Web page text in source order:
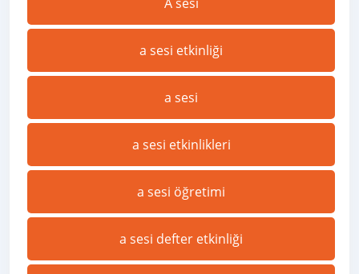
a sesi etkinliği
a sesi
a sesi etkinlikleri
a sesi öğretimi
a sesi defter etkinliği